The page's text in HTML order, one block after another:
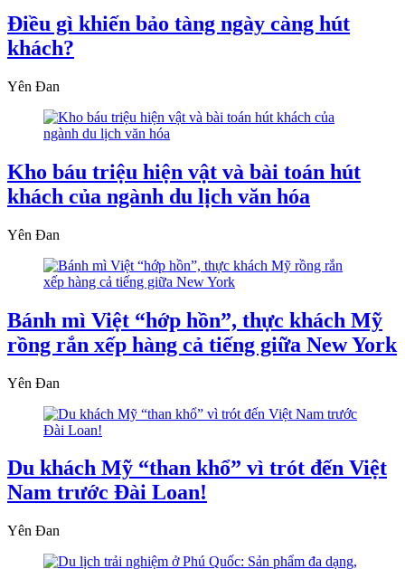
Điều gì khiến bảo tàng ngày càng hút
khách?
Yên Đan
Kho báu triệu hiện vật và bài toán hút
khách của ngành du lịch văn hóa
Yên Đan
Bánh mì Việt “hớp hồn”, thực khách Mỹ
rồng rắn xếp hàng cả tiếng giữa New York
Yên Đan
Du khách Mỹ “than khổ” vì trót đến Việt
Nam trước Đài Loan!
Yên Đan